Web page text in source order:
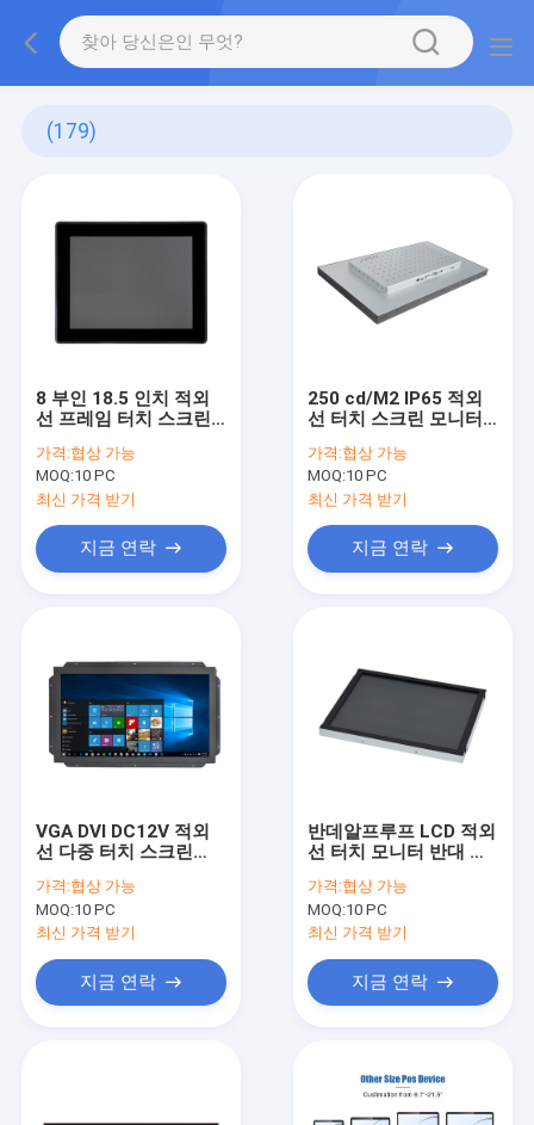
(179)
8 부인 18.5 인치 적외
선 프레임 터치 스크린
가격:협상 가능
MOQ:10 PC
최신 가격 받기
지금 연락
250 cd/M2 IP65 적외
선 터치 스크린 모니터
가격:협상 가능
MOQ:10 PC
최신 가격 받기
지금 연락
VGA DVI DC12V 적외
선 다중 터치 스크린
가격:협상 가능
MOQ:10 PC
최신 가격 받기
지금 연락
반데알프루프 LCD 적외
선 터치 모니터 반대 글
가격:협상 가능
MOQ:10 PC
최신 가격 받기
지금 연락